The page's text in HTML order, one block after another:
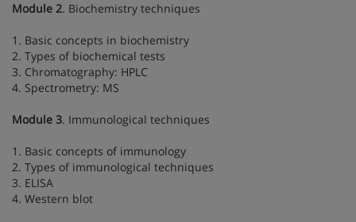
Module 2. Biochemistry techniques
1. Basic concepts in biochemistry
2. Types of biochemical tests
3. Chromatography: HPLC
4. Spectrometry: MS
Module 3. Immunological techniques
1. Basic concepts of immunology
2. Types of immunological techniques
3. ELISA
4. Western blot